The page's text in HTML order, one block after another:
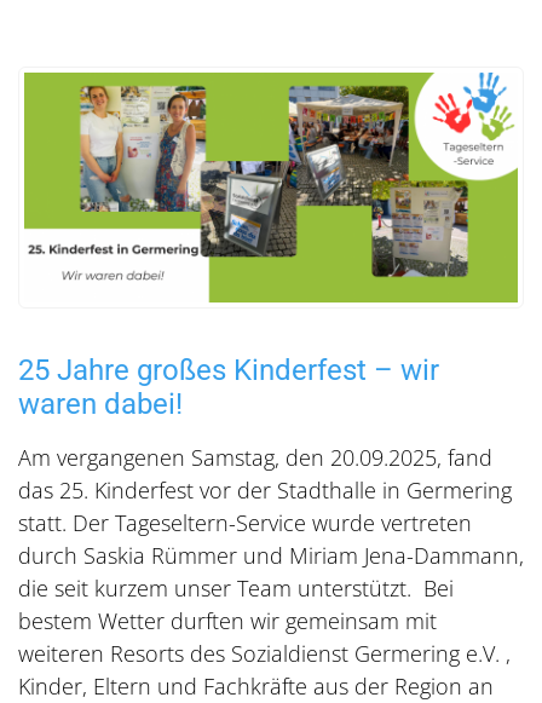
25 Jahre großes Kinderfest – wir
waren dabei!
Am vergangenen Samstag, den 20.09.2025, fand
das 25. Kinderfest vor der Stadthalle in Germering
statt. Der Tageseltern-Service wurde vertreten
durch Saskia Rümmer und Miriam Jena-Dammann,
die seit kurzem unser Team unterstützt. Bei
bestem Wetter durften wir gemeinsam mit
weiteren Resorts des Sozialdienst Germering e.V. ,
Kinder, Eltern und Fachkräfte aus der Region an